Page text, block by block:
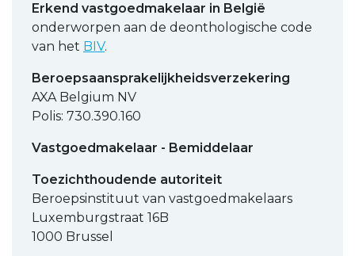
Erkend vastgoedmakelaar in België
onderworpen aan de deonthologische code
van het BIV.
Beroepsaansprakelijkheidsverzekering
AXA Belgium NV
Polis: 730.390.160
Vastgoedmakelaar - Bemiddelaar
Toezichthoudende autoriteit
Beroepsinstituut van vastgoedmakelaars
Luxemburgstraat 16B
1000 Brussel